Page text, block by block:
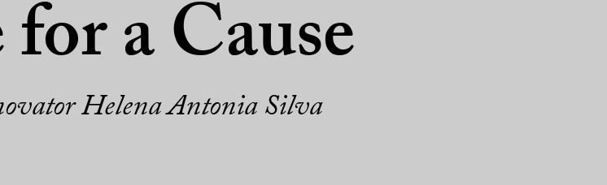
a Cause
Helena Antonia Silva